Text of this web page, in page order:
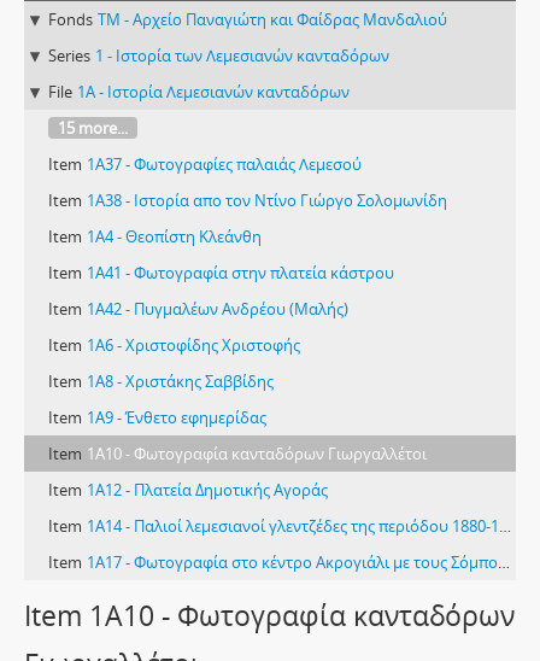
Fonds TM - Αρχείο Παναγιώτη και Φαίδρας Μανδαλιού
Series 1 - Ιστορία των Λεμεσιανών κανταδόρων
File 1A - Ιστορία Λεμεσιανών κανταδόρων
15 more...
Item 1A37 - Φωτογραφίες παλαιάς Λεμεσού
Item 1A38 - Ιστορία απο τον Ντίνο Γιώργο Σολομωνίδη
Item 1A4 - Θεοπίστη Κλεάνθη
Item 1A41 - Φωτογραφία στην πλατεία κάστρου
Item 1A42 - Πυγμαλέων Ανδρέου (Μαλής)
Item 1A6 - Χριστοφίδης Χριστοφής
Item 1A8 - Χριστάκης Σαββίδης
Item 1A9 - Ένθετο εφημερίδας
Item 1Α10 - Φωτογραφία κανταδόρων Γιωργαλλέτοι
Item 1Α12 - Πλατεία Δημοτικής Αγοράς
Item 1Α14 - Παλιοί λεμεσιανοί γλεντζέδες της περιόδου 1880-1925
Item 1Α17 - Φωτογραφία στο κέντρο Ακρογιάλι με τους Σόμπολα και Νομικό
Item 1Α10 - Φωτογραφία κανταδόρων